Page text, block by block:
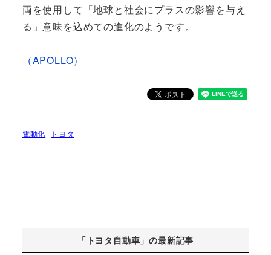
両を使用して「地球と社会にプラスの影響を与え
る」意味を込めての進化のようです。
（APOLLO）
電動化 トヨタ
「トヨタ自動車」の最新記事